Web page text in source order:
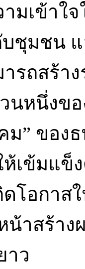
ามเข้า
บชุมชน
รถสร้า
นหนึ่งข
ม” ของ
เข้มแข็
ดโอกา
น้าสร้า
าว